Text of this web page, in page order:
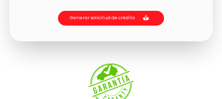
Generar solicitud de crédito